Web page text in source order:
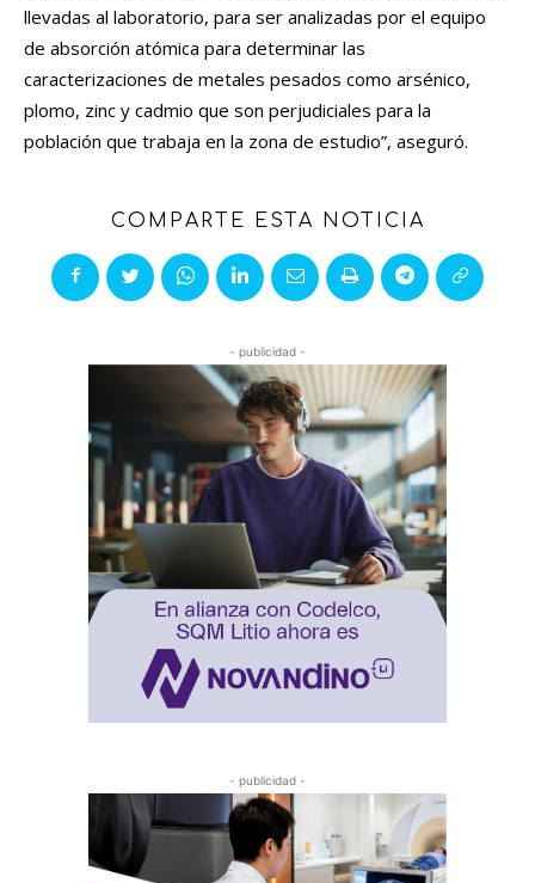
llevadas al laboratorio, para ser analizadas por el equipo
de absorción atómica para determinar las
caracterizaciones de metales pesados como arsénico,
plomo, zinc y cadmio que son perjudiciales para la
población que trabaja en la zona de estudio”, aseguró.
COMPARTE ESTA NOTICIA
- publicidad -
- publicidad -